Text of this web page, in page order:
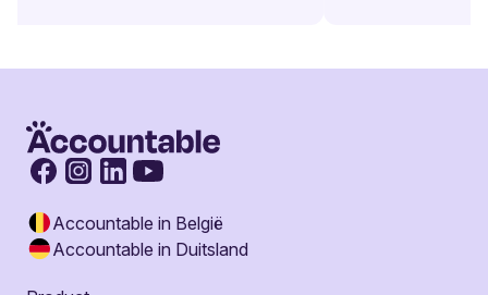
Accountable in België
Accountable in Duitsland